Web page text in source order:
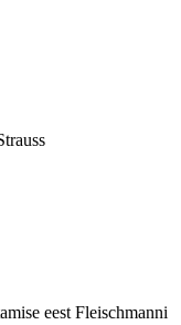
eest Fleischmanni